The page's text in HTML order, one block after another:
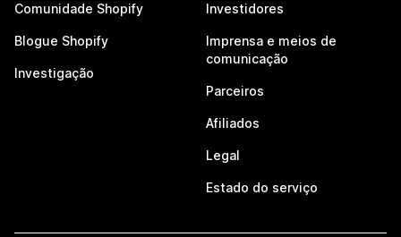
Comunidade Shopify
Blogue Shopify
Investigação
Investidores
Imprensa e meios de
comunicação
Parceiros
Afiliados
Legal
Estado do serviço